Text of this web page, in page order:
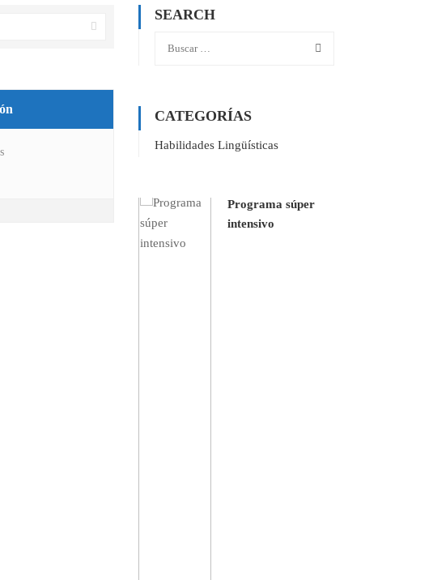
SEARCH
CATEGORÍAS
Habilidades Lingüísticas
Programa súper
intensivo